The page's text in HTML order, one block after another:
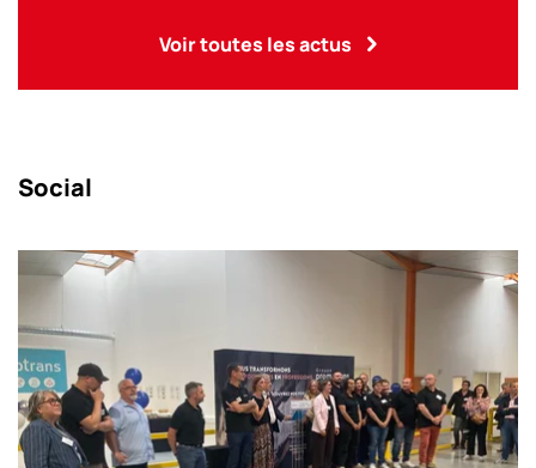
Voir toutes les actus
Social